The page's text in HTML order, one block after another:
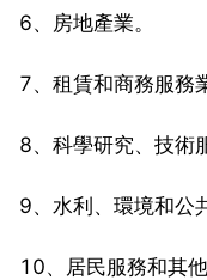
6、房地產業。
7、租賃和商務服務
8、科學研究、技術
9、水利、環境和公
10、居民服務和其他